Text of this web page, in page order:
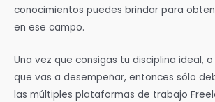
conocimientos puedes brindar para
en ese campo.
Una vez que consigas tu disciplina ideal,
que vas a desempeñar, entonces sólo
las múltiples plataformas de trabajo